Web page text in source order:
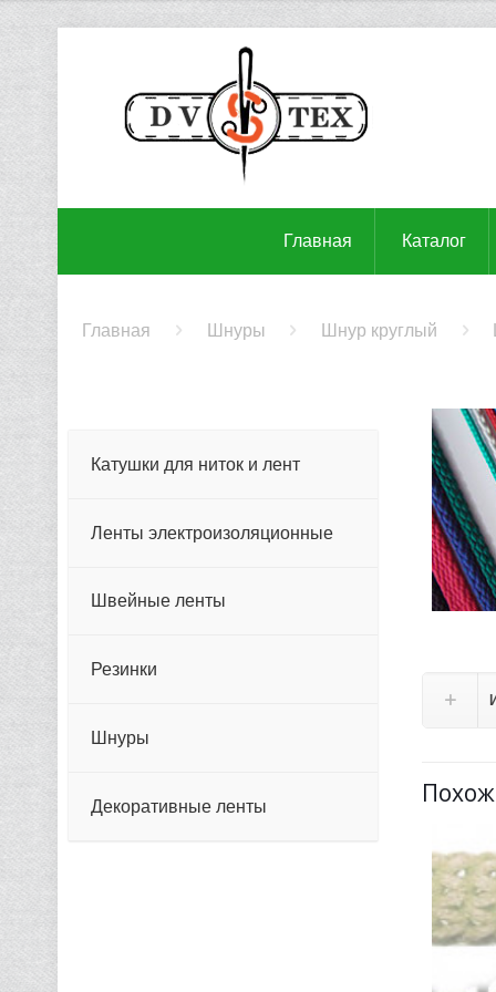
Главная Каталог
Главная Шнуры Шнур круглый
Катушки для ниток и лент
Ленты электроизоляционные
Швейные ленты
Резинки
Шнуры
Декоративные ленты